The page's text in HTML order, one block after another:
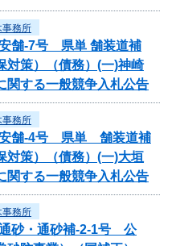
事務所
安舗-7号 県単 舗装道補
対策）（債務）(一)神崎
する一般競争入札公告
事務所
安舗-4号 県単 舗装道補
対策）（債務）(一)大垣
する一般競争入札公告
事務所
通砂・通砂補-2-1号 公